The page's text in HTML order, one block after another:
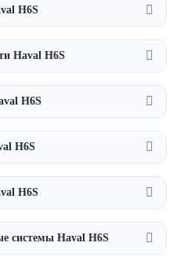
H6S
Haval H6S
H6S
H6S
H6S
системы Haval H6S